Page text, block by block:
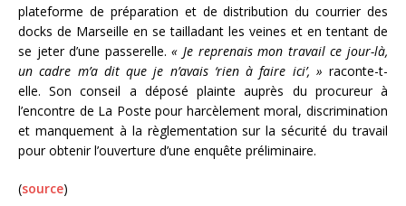
plateforme de préparation et de distribution du courrier des
docks de Marseille en se tailladant les veines et en tentant de
se jeter d’une passerelle.« Je reprenais mon travail ce jour-là,
un cadre m’a dit que je n’avais ‘rien à faire ici’, » raconte-t-
elle. Son conseil a déposé plainte auprès du procureur à
l’encontre de La Poste pour harcèlement moral, discrimination
et manquement à la règlementation sur la sécurité du travail
pour obtenir l’ouverture d’une enquête préliminaire.
(source)